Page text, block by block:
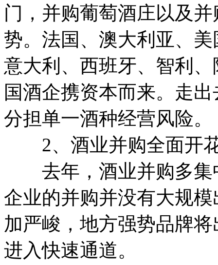
门，并购葡萄酒庄以及
势。法国、澳大利亚、
意大利、西班牙、智利
国酒企携资本而来。走
分担单一酒种经营风险。
2、酒业并购全面开花
去年，酒业并购多集
企业的并购并没有大规
加严峻，地方强势品牌
进入快速通道。